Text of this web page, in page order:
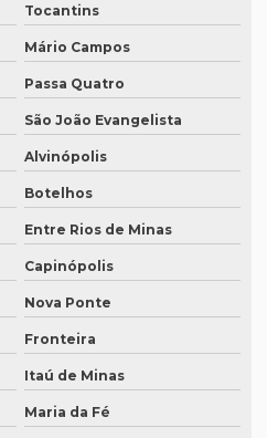
Tocantins
Mário Campos
Passa Quatro
São João Evangelista
Alvinópolis
Botelhos
Entre Rios de Minas
Capinópolis
Nova Ponte
Fronteira
Itaú de Minas
Maria da Fé